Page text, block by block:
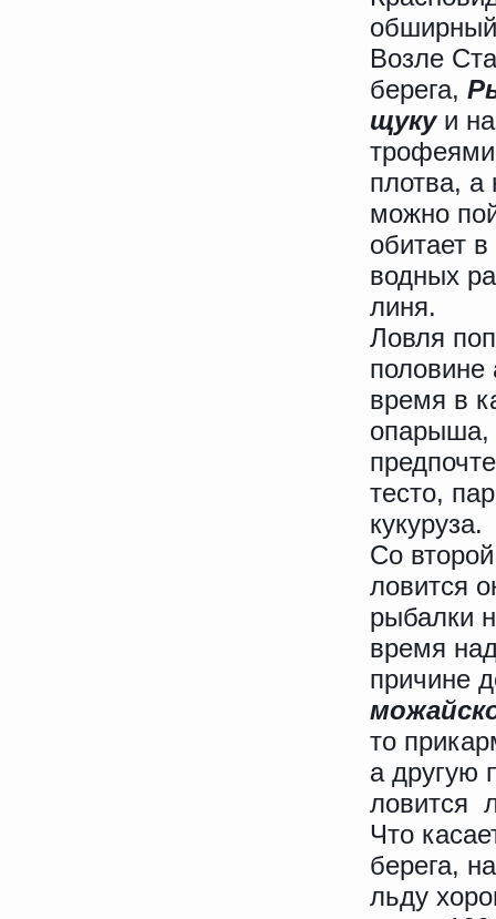
Возле
берега,
щукуи на
плотва, а
можно
обитает
водных
линя.
Ловля
половине
время в
опарыша,
тесто,
кукуруза.
Со
ловится
рыбалки
время
причине
то
а другую
ловится
Что
берега,
льду